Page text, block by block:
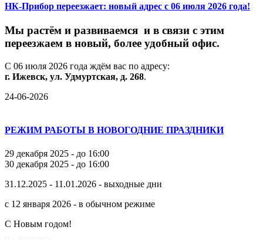
НК-Прибор переезжает: новый адрес с 06 июля 2026 года!
Мы растём и развиваемся и в связи с этим
переезжаем в новый, более удобный офис.
С 06 июля 2026 года ждём вас по адресу:
г. Ижевск, ул. Удмуртская, д. 268.
24-06-2026
РЕЖИМ РАБОТЫ В НОВОГОДНИЕ ПРАЗДНИКИ
29 декабря 2025 - до 16:00
30 декабря 2025 - до 16:00
31.12.2025 - 11.01.2026 - выходные дни
с 12 января 2026 - в обычном режиме
С Новым годом!